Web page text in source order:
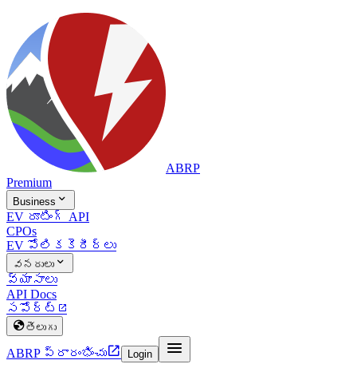
ABRP
Premium
Business 
EV రూటింగ్ API
CPOs
EV పోలిక కెరీర్లు
వనరులు 
వ్యాసాలు
API Docs
సపోర్ట్ 
తెలుగు
ABRP ప్రారంభించు Login 